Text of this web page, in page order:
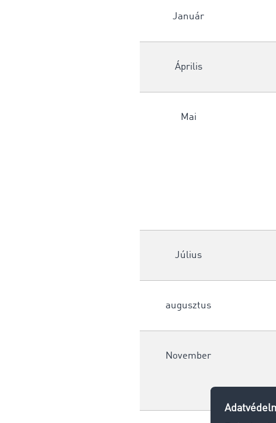
Január
Április
Mai
Július
augusztus
November